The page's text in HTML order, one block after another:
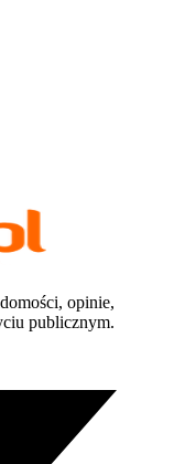
opinie,
publicznym.